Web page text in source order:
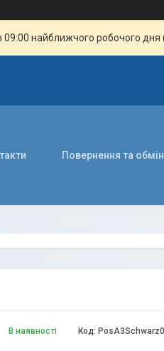
09:00 найближчого робочого дня
Повернення та обмін
В наявності Код: